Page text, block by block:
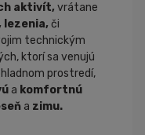
aktivít, vrátane
lezenia, či
technickým
ktorí sa venujú
prostredí,
a komfortnú
a zimu.